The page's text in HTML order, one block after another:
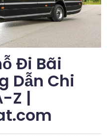
Đi Bãi
Dẫn Chi
Z |